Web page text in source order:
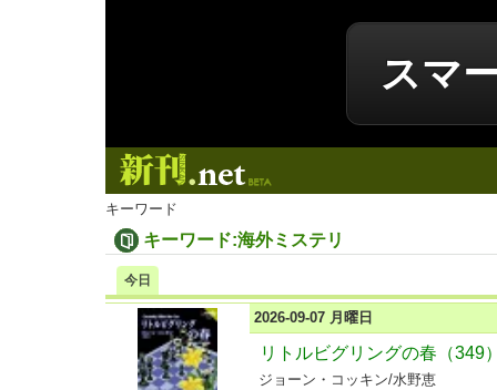
スマ
キーワード
キーワード:海外ミステリ
今日
2026-09-07 月曜日
リトルビグリングの春（349
ジョーン・コッキン/水野恵